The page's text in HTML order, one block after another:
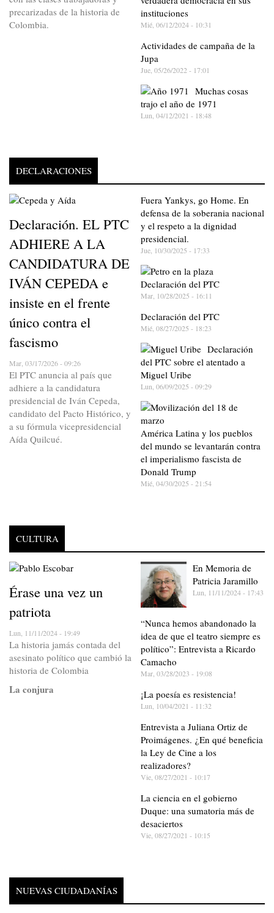
precarizadas de la historia de
Colombia.
instituciones
Mié, 06/12/2024 - 10:31
Actividades de campaña de la
Jupa
Jue, 05/26/2022 - 17:01
Muchas cosas
trajo el año de 1971
Lun, 04/12/2021 - 18:48
DECLARACIONES
Declaración. EL PTC
ADHIERE A LA
CANDIDATURA DE
IVÁN CEPEDA e
insiste en el frente
único contra el
fascismo
Mar, 03/17/2026 - 09:26
El PTC anuncia al país que
adhiere a la candidatura
presidencial de Iván Cepeda,
candidato del Pacto Histórico, y
a su fórmula vicepresidencial
Aída Quilcué.
Fuera Yankys, go Home. En
defensa de la soberania nacional
y el respeto a la dignidad
presidencial.
Jue, 10/30/2025 - 17:33
Declaración del PTC
Mar, 10/28/2025 - 16:11
Declaración del PTC
Mié, 08/27/2025 - 18:23
Declaración
del PTC sobre el atentado a
Miguel Uribe
Lun, 06/09/2025 - 09:29
América Latina y los pueblos
del mundo se levantarán contra
el imperialismo fascista de
Donald Trump
Mié, 04/30/2025 - 21:54
CULTURA
Érase una vez un
patriota
Lun, 11/11/2024 - 19:49
La historia jamás contada del
asesinato político que cambió la
historia de Colombia
La conjura
En Memoria de
Patricia Jaramillo
Lun, 11/11/2024 - 17:43
“Nunca hemos abandonado la
idea de que el teatro siempre es
político”: Entrevista a Ricardo
Camacho
Mar, 03/28/2023 - 19:08
¡La poesía es resistencia!
Lun, 10/04/2021 - 11:32
Entrevista a Juliana Ortiz de
Proimágenes. ¿En qué beneficia
la Ley de Cine a los
realizadores?
Vie, 08/27/2021 - 10:17
La ciencia en el gobierno
Duque: una sumatoria más de
desaciertos
Vie, 08/27/2021 - 10:15
NUEVAS CIUDADANÍAS